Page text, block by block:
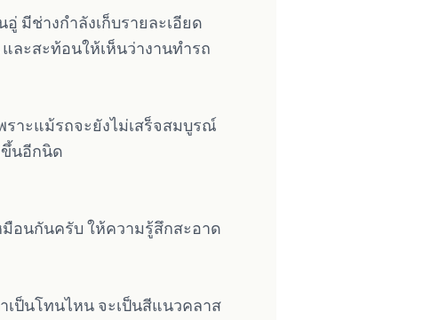
มีช่างกำลังเก็บรายละเอียด
ละสะท้อนให้เห็นว่างานทำรถ
าะแม้รถจะยังไม่เสร็จสมบูรณ์
ขึ้นอีกนิด
อนกันครับ ให้ความรู้สึกสะอาด
ป็นโทนไหน จะเป็นสีแนวคลาส